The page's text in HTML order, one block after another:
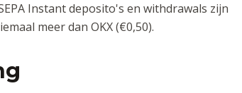
Instant deposito's en withdrawals zijn
meer dan OKX (€0,50).